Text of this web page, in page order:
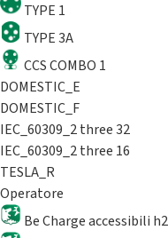
TYPE 1
TYPE 3A
CCS COMBO 1
DOMESTIC_E
DOMESTIC_F
IEC_60309_2 three 32
IEC_60309_2 three 16
TESLA_R
Operatore
Be Charge accessibili